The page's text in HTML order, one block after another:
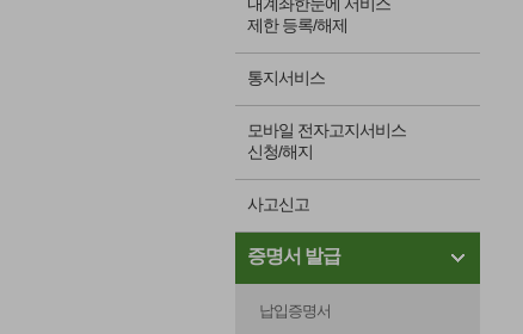
제한 등록/해제
통지서비스
모바일 전자고지서비스
신청/해지
사고신고
증명서 발급
납입증명서